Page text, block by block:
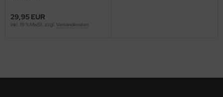
29,95 EUR
inkl. 19 % MwSt. zzgl. Versandkosten